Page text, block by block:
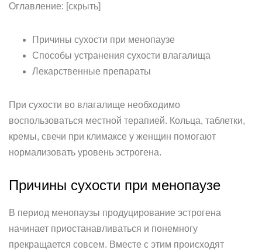
Оглавление: [скрыть]
Причины сухости при менопаузе
Способы устранения сухости влагалища
Лекарственные препараты
При сухости во влагалище необходимо
воспользоваться местной терапией. Кольца, таблетки,
кремы, свечи при климаксе у женщин помогают
нормализовать уровень эстрогена.
Причины сухости при менопаузе
В период менопаузы продуцирование эстрогена
начинает приостанавливаться и понемногу
прекращается совсем. Вместе с этим происходят